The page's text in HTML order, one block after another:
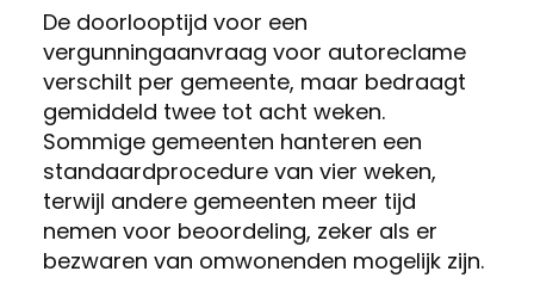
De doorlooptijd voor een
vergunningaanvraag voor autoreclame
verschilt per gemeente, maar bedraagt
gemiddeld twee tot acht weken.
Sommige gemeenten hanteren een
standaardprocedure van vier weken,
terwijl andere gemeenten meer tijd
nemen voor beoordeling, zeker als er
bezwaren van omwonenden mogelijk zijn.